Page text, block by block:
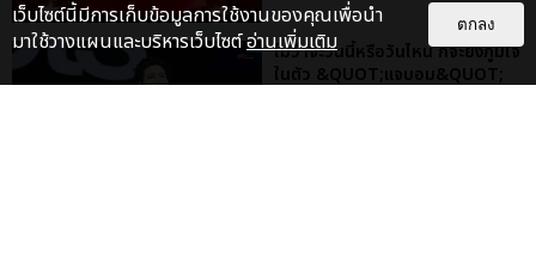
ไม่ว่าจะวันนี้หรือวันไหน ก็จะยังภูมิใจ
ในตัว &QUOT;แจบอม&QUOT;
เว็บไซต์นี้มีการเก็บข้อมูลการใช้งานของคุณเพื่อนำ
มาใช้วางแผนและบริหารเว็บไซต์อ่านเพิ่มเติม
ตกลง